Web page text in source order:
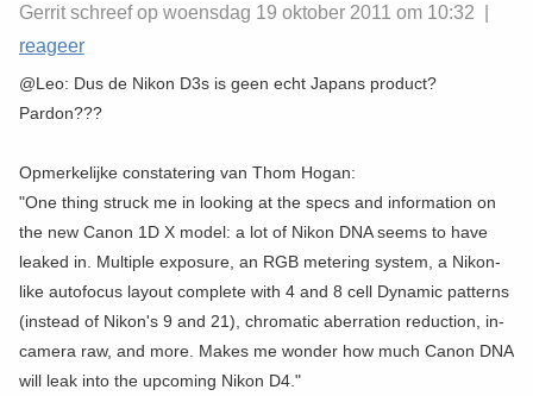
Gerrit schreef op woensdag 19 oktober 2011 om 10:32 |
reageer
@Leo: Dus de Nikon D3s is geen echt Japans product?
Pardon???
Opmerkelijke constatering van Thom Hogan:
"One thing struck me in looking at the specs and information on
the new Canon 1D X model: a lot of Nikon DNA seems to have
leaked in. Multiple exposure, an RGB metering system, a Nikon-
like autofocus layout complete with 4 and 8 cell Dynamic patterns
(instead of Nikon's 9 and 21), chromatic aberration reduction, in-
camera raw, and more. Makes me wonder how much Canon DNA
will leak into the upcoming Nikon D4."